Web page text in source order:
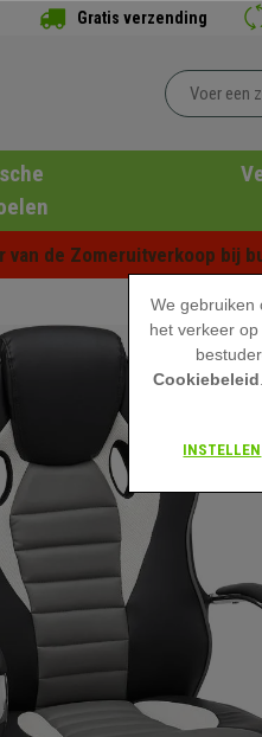
Gratis verzending
van de Zomeruitverkoop bij
We gebruiken
het verkeer
Cookiebeleid
INSTELLEN